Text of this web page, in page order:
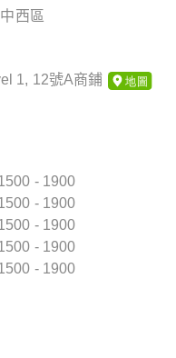
中西區
1, 12號A商鋪
- 1900
- 1900
- 1900
- 1900
- 1900